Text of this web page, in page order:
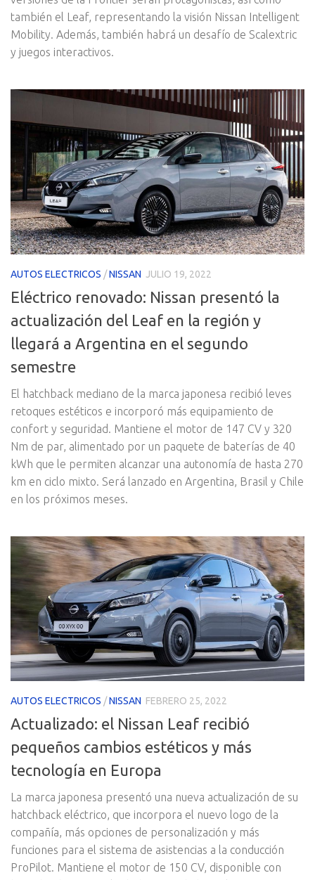
también el Leaf, representando la visión Nissan Intelligent
Mobility. Además, también habrá un desafío de Scalextric
y juegos interactivos.
AUTOS ELECTRICOS /NISSAN JULIO 19, 2022
Eléctrico renovado: Nissan presentó la
actualización del Leaf en la región y
llegará a Argentina en el segundo
semestre
El hatchback mediano de la marca japonesa recibió leves
retoques estéticos e incorporó más equipamiento de
confort y seguridad. Mantiene el motor de 147 CV y 320
Nm de par, alimentado por un paquete de baterías de 40
kWh que le permiten alcanzar una autonomía de hasta 270
km en ciclo mixto. Será lanzado en Argentina, Brasil y Chile
en los próximos meses.
AUTOS ELECTRICOS /NISSAN FEBRERO 25, 2022
Actualizado: el Nissan Leaf recibió
pequeños cambios estéticos y más
tecnología en Europa
La marca japonesa presentó una nueva actualización de su
hatchback eléctrico, que incorpora el nuevo logo de la
compañía, más opciones de personalización y más
funciones para el sistema de asistencias a la conducción
ProPilot. Mantiene el motor de 150 CV, disponible con